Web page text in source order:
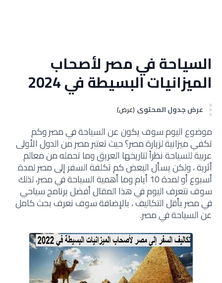
السياحة في مصر لأصحاب
الميزانيات البسيطة في 2024
عرض جدول المحتوى (عرض)
موضوع اليوم سوف يكون عن السياحة في مصر وكم
تكفي ميزانية لزيارة مصر؟ حيث تعتبر مصر من الدول الأولى
عربية للسياحة نظراً لتاريخها العريق وما تحمله من معالم
أثرية ، ولكن يسأل البعض كم تكلفة السفر إلى مصر لمدة
أسبوع أو لمدة 10 أيام وما أهمية السياحة في مصر، لذلك
سوف نتعرف اليوم في هذا المقال أفضل برنامج سياحي
في مصر بأقل التكاليف ، بالإضافة سوف نعرف بحث كامل
عن السياحة في مصر.